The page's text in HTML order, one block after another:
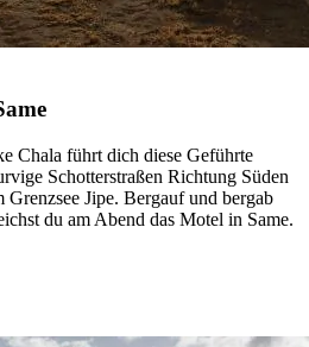
Chala führt dich diese Geführte
Schotterstraßen Richtung Süden
Grenzsee Jipe. Bergauf und bergab
du am Abend das Motel in Same.